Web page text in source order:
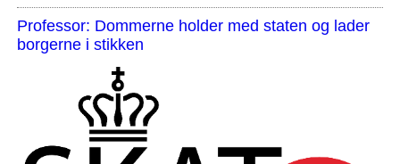
Professor: Dommerne holder med staten og lader
borgerne i stikken